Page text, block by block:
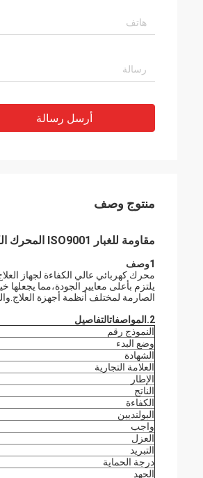
أرسل رسالة
منتوج وصف
مقاومة للغبار ISO9001 المحرك الكهربائي عالي الكفاءة لأجهزة العلاج
1وصف
يلتزم بأعلى معايير الجودة،مما يجعلها
الصارمة لمختلف أنظمة أجهزة
2. المواصفاتالتفاصيل
النموذج رقم
وضع البدء
الشهادة
العلامة التجارية
الإطار
الناتج
الكفاءة
البولنديين
واجب
العزل
التبريد
درجة الحماية
الجهد